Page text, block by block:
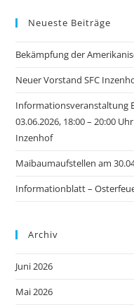
Neueste Beiträge
Bekämpfung der
Neuer Vorstand SFC
Informationsveranstaltung
03.06.2026, 18:00 – 20:00
Inzenhof
Maibaumaufstellen am
Informationblatt –
Archiv
Juni 2026
Mai 2026